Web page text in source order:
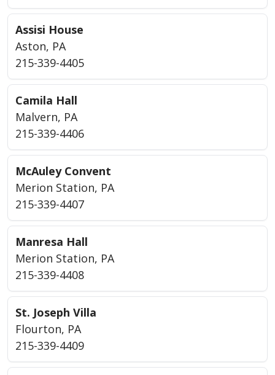
Assisi House
Aston, PA
215-339-4405
Camila Hall
Malvern, PA
215-339-4406
McAuley Convent
Merion Station, PA
215-339-4407
Manresa Hall
Merion Station, PA
215-339-4408
St. Joseph Villa
Flourton, PA
215-339-4409